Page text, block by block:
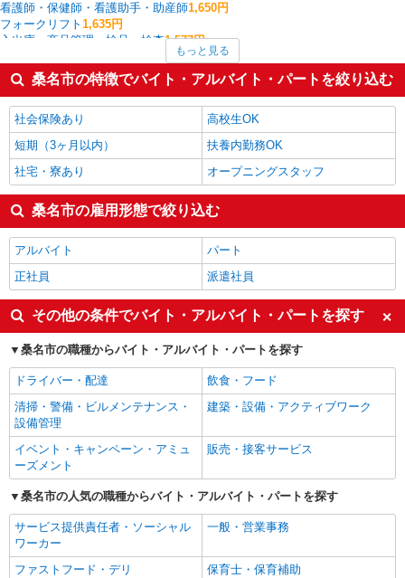
看護師・保健師・看護助手・助産師1,650円
フォークリフト 1,635円
入出庫・商品管理・検品・検査1,577円
1,555円
その他清掃・警備・ビルメンテナンス1,529円
製造・組立・加工1,476円
その他軽作業・製造・物流1,466円
桑名市の他の職種の平均時給を見る
もっと見る
桑名市の特徴でバイト・アルバイト・パートを絞り込む
社会保険あり
高校生OK
短期（3ヶ月以内）
扶養内勤務OK
社宅・寮あり
オープニングスタッフ
桑名市の雇用形態で絞り込む
アルバイト
パート
正社員
派遣社員
その他の条件でバイト・アルバイト・パートを探す
桑名市の職種からバイト・アルバイト・パートを探す
ドライバー・配達
飲食・フード
清掃・警備・ビルメンテナンス・
設備管理
建築・設備・アクティブワーク
イベント・キャンペーン・アミュ
ーズメント
販売・接客サービス
桑名市の人気の職種からバイト・アルバイト・パートを探す
サービス提供責任者・ソーシャル
ワーカー
一般・営業事務
ファストフード・デリ
保育士・保育補助